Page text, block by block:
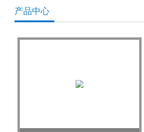
产品中心